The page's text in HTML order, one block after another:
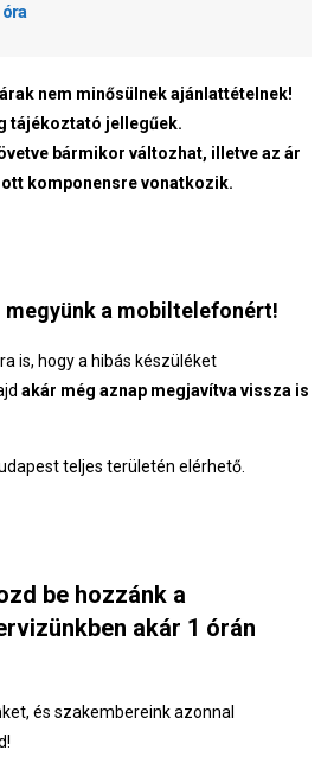
óra
nem minősülnek ajánlattételnek!
tájékoztató jellegűek.
bármikor változhat, illetve az ár
komponensre vonatkozik.
megyünk a mobiltelefonért!
is, hogy a hibás készüléket
akár még aznap megjavítva vissza is
teljes területén elérhető.
be hozzánk a
akár 1 órán
és szakembereink azonnal